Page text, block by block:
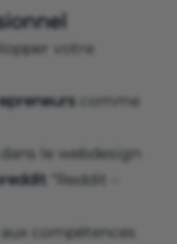
votre
comme
dans le webdesign
“Reddit –
aux compétences